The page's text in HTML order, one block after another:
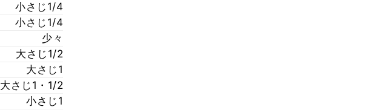
小さじ1/4
小さじ1/4
少々
大さじ1/2
大さじ1
大さじ1・1/2
小さじ1